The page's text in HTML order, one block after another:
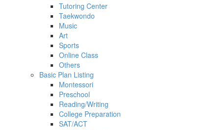
Tutoring Center
Taekwondo
Music
Art
Sports
Online Class
Others
Basic Plan Listing
Montessori
Preschool
Reading/Writing
College Preparation
SAT/ACT